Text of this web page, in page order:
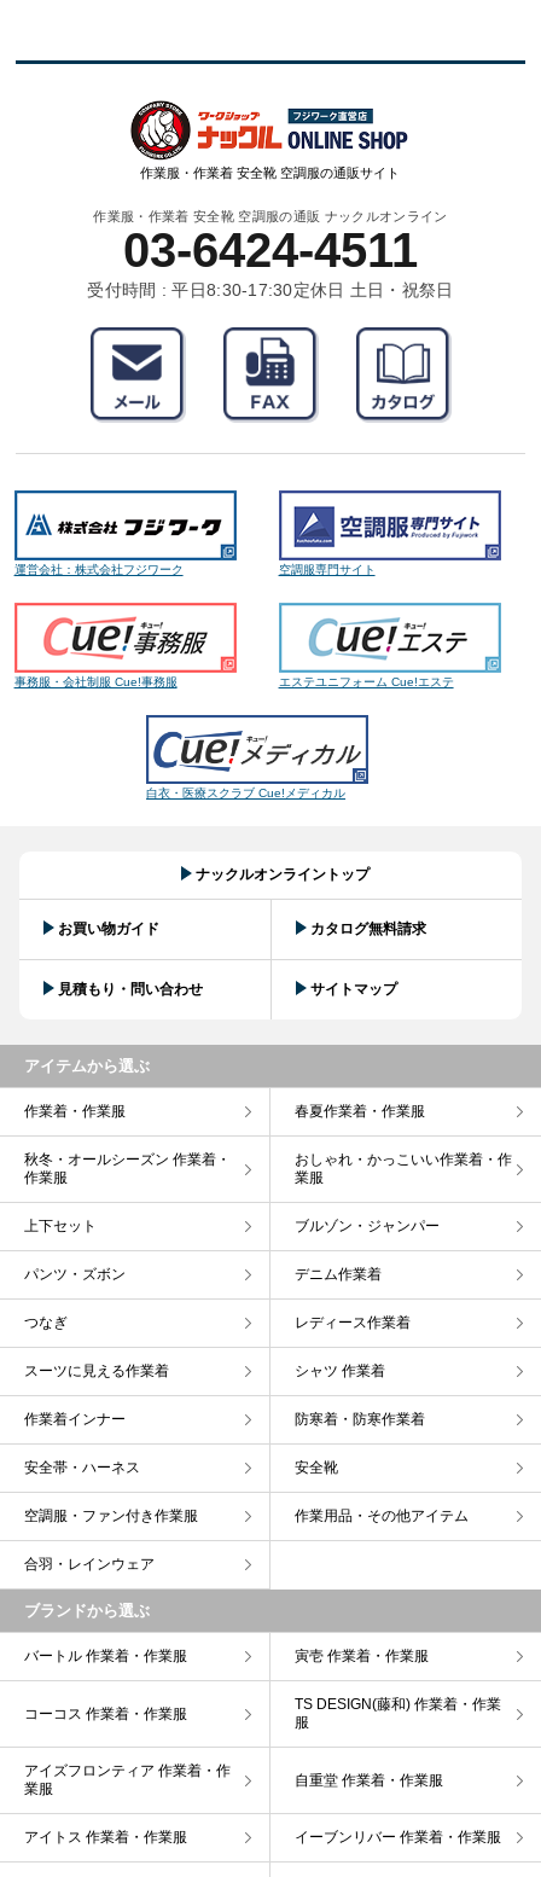
作業服・作業着 安全靴 空調服の通販サイト
作業服・作業着 安全靴 空調服の通販 ナックルオンライン
03-6424-4511
受付時間 : 平日8:30-17:30定休日 土日・祝祭日
運営会社：株式会社フジワーク 空調服専門サイト
事務服・会社制服 Cue!事務服 エステユニフォーム Cue!エステ
白衣・医療スクラブ Cue!メディカル
ナックルオンライントップ
お買い物ガイド カタログ無料請求
見積もり・問い合わせ サイトマップ
アイテムから選ぶ
作業着・作業服 春夏作業着・作業服
秋冬・オールシーズン 作業着・
作業服
おしゃれ・かっこいい作業着・作
業服
上下セット ブルゾン・ジャンパー
パンツ・ズボン デニム作業着
つなぎ レディース作業着
スーツに見える作業着 シャツ 作業着
作業着インナー 防寒着・防寒作業着
安全帯・ハーネス 安全靴
空調服・ファン付き作業服 作業用品・その他アイテム
合羽・レインウェア
ブランドから選ぶ
バートル 作業着・作業服 寅壱 作業着・作業服
コーコス 作業着・作業服
TS DESIGN(藤和) 作業着・作業
服
アイズフロンティア 作業着・作
業服
自重堂 作業着・作業服
アイトス 作業着・作業服 イーブンリバー 作業着・作業服